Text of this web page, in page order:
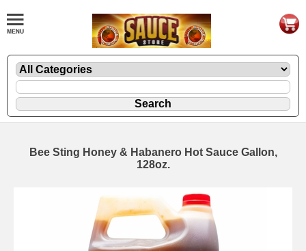
Bee Sting Honey & Habanero Hot Sauce Gallon,
128oz.